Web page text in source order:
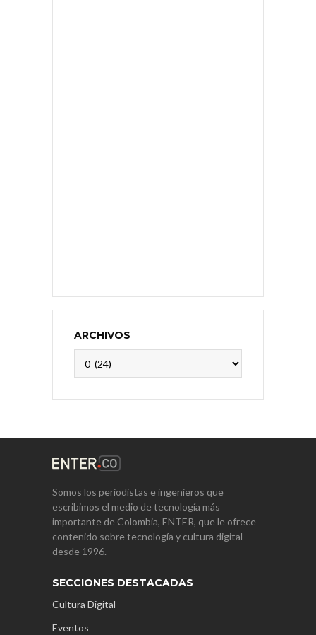
ARCHIVOS
Somos los periodistas e ingenieros que
escribimos el medio de tecnología más
importante de Colombia, ENTER, que le ofrece
contenido sobre tecnología y cultura digital
desde 1996.
SECCIONES DESTACADAS
Cultura Digital
Eventos